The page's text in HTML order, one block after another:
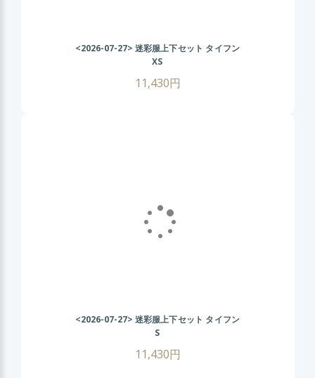
<2026-07-27> 迷彩服上下セット タイフン
XS
11,430円
<2026-07-27> 迷彩服上下セット タイフン
S
11,430円